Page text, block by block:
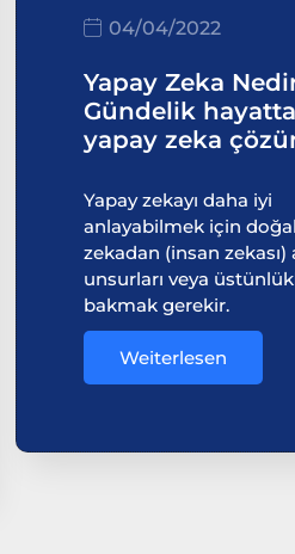
04/04/2022
Yapay Zeka
Gündelik hayatta
yapay zeka
Yapay zekayı daha iyi
anlayabilmek için doğal
zekadan (insan zekası)
unsurları veya
bakmak gerekir.
Weiterlesen